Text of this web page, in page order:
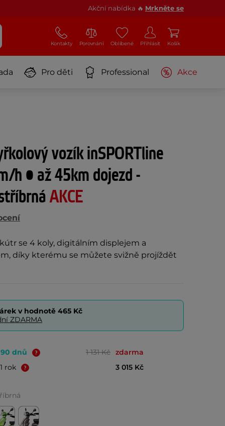
Akční nabídka 🔥 Mrkněte se
Kontakty Porovnání Oblíbené Přihlásit Košík
Pro děti Professional Akce
vozík inSPORTline
h • až 45km dojezd -
AKCE
se 4 koly, digitálním displejem a
díky kterému se můžete svižně projíždět
v hodnotě 465 Kč
ZDARMA
dnů 1 131 Kč zdarma
rok
3 015 Kč